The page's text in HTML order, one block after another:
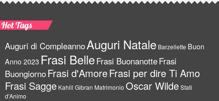
Hot Tags
Auguri di CompleannoAuguri Natale Barzellette Buon
Anno 2023 Frasi BelleFrasi BuonanotteFrasi
BuongiornoFrasi d'AmoreFrasi per dire Ti Amo
Frasi Sagge Kahlil Gibran Matrimonio Oscar WildeStati
d'Animo